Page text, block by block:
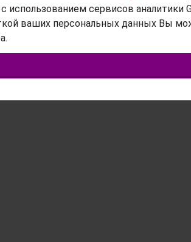
использованием сервисов аналитики
ваших персональных данных Вы